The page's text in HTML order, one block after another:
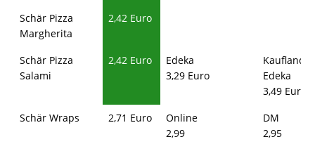
Schär Pizza
Margherita
2,42 Euro
Schär Pizza
Salami
2,42 Euro
Edeka
3,29 Euro
Kaufland
Edeka
3,49 Euro
Schär Wraps
2,71 Euro
Online
2,99
DM
2,95